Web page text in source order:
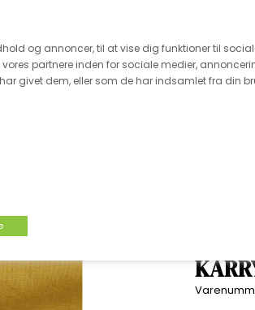
og annoncer, til at vise dig funktioner til
partnere inden for sociale medier,
givet dem, eller som de har indsamlet fra din
600.-